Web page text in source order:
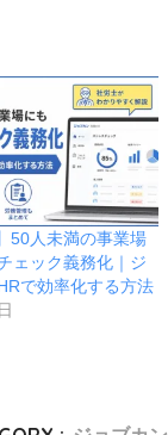
50人未満の事業場
ェック義務化｜ジ
で効率化する方法